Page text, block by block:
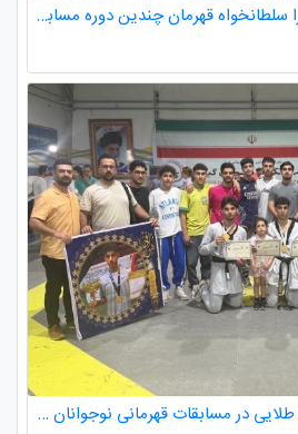
ارتقای کمربند دان ۳ صدرا سلطانخواه قهرمان چندین دوره مسابقات استانی و کشوری در رده سنی خردسالان و نونهالان
قهرمانی نوجوانان باشگاه طلایی در مسابقات قهرمانی نوجوانان تکواندو استان گیلان